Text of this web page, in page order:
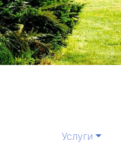
Услуги